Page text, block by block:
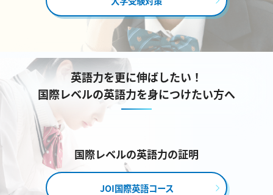
英語力を更に伸ばしたい！
国際レベルの英語力を身につけたい方へ
国際レベルの英語力の証明
JOI国際英語コース